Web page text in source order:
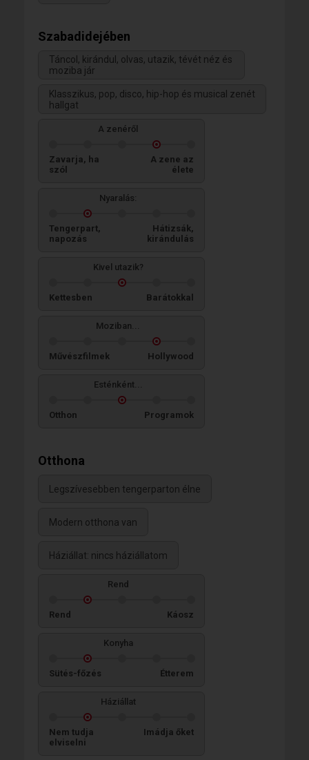
Szabadidejében
Táncol, kirándul, olvas, utazik, tévét néz és
moziba jár
Klasszikus, pop, disco, hip-hop és musical zenét
hallgat
A zenéről
Zavarja, ha
szól
A zene az
élete
Nyaralás:
Tengerpart,
napozás
Hátizsák,
kirándulás
Kivel utazik?
Kettesben Barátokkal
Moziban...
Művészfilmek Hollywood
Esténként...
Otthon Programok
Otthona
Legszívesebben tengerparton élne
Modern otthona van
Háziállat: nincs háziállatom
Rend
Rend Káosz
Konyha
Sütés-főzés Étterem
Háziállat
Nem tudja
elviselni
Imádja őket